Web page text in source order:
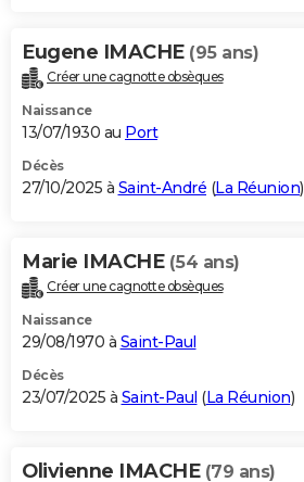
Carte de Noël
Carte Bonne année
Carte Saint-Valentin
Carte Pâques
Carte d'anniversaire
DICTIONNAIRE
Dictionnaire
Biographies
Citations
Expressions
Proverbes
PROGRAMME TV
S'inscrire
Se connecter
Lycées
Collèges
Primaires
Universités
Entreprises
Service militaire
Avis de recherche
AVIS DE DÉCÈS
Bricolage
Lifestyle
Culture
Sport
Auto
Television
Voyage
Cinema
Eugene IMACHE (95 ans)
Créer une cagnotte obsèques
Naissance
13/07/1930 au Port
Décès
27/10/2025 à Saint-André (La Réunion)
Marie IMACHE (54 ans)
Créer une cagnotte obsèques
Naissance
29/08/1970 à Saint-Paul
Décès
23/07/2025 à Saint-Paul (La Réunion)
Olivienne IMACHE (79 ans)